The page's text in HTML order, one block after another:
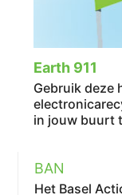
Earth 911
Gebruik deze
in jouw buurt
BAN
Het Basel